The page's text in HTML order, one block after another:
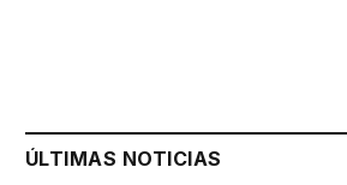
ÚLTIMAS NOTICIAS